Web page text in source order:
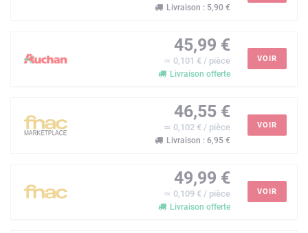
Livraison : 5,90 €
45,99 €
≃ 0,101 € / pièce
Livraison offerte
VOIR
46,55 €
≃ 0,102 € / pièce
Livraison : 6,95 €
VOIR
49,99 €
≃ 0,109 € / pièce
Livraison offerte
VOIR